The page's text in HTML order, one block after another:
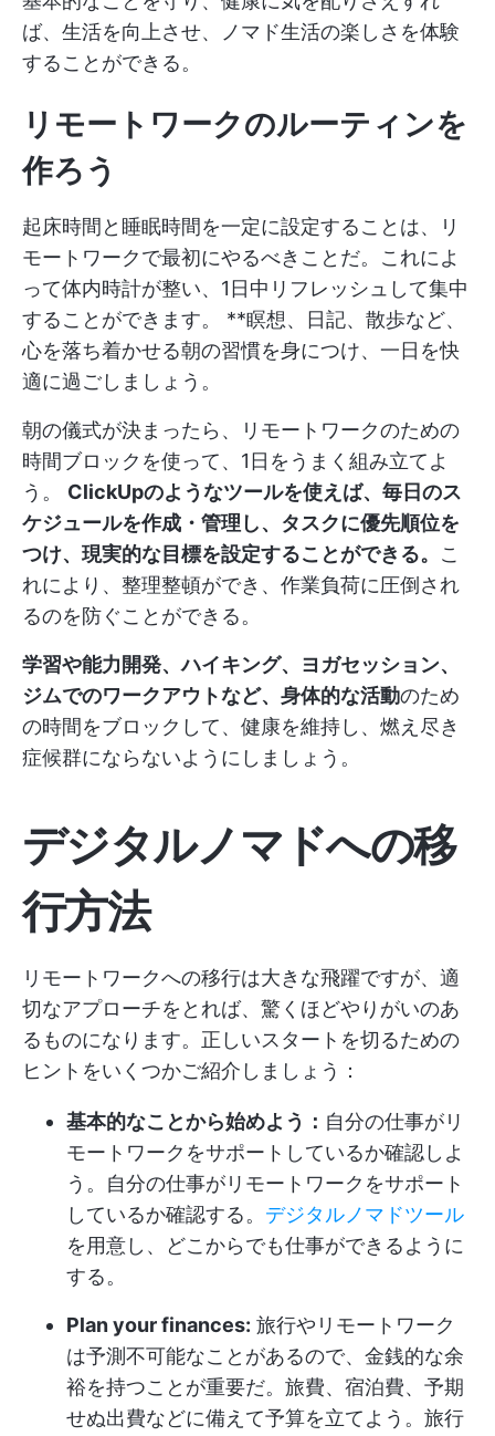
ば、生活を向上させ、ノマド生活の楽しさを体験
することができる。
リモートワークのルーティンを
作ろう
起床時間と睡眠時間を一定に設定することは、リ
モートワークで最初にやるべきことだ。これによ
って体内時計が整い、1日中リフレッシュして集中
することができます。 **瞑想、日記、散歩など、
心を落ち着かせる朝の習慣を身につけ、一日を快
適に過ごしましょう。
朝の儀式が決まったら、リモートワークのための
時間ブロックを使って、1日をうまく組み立てよ
う。 ClickUpのようなツールを使えば、毎日のス
ケジュールを作成・管理し、タスクに優先順位を
つけ、現実的な目標を設定することができる。 こ
れにより、整理整頓ができ、作業負荷に圧倒され
るのを防ぐことができる。
学習や能力開発、ハイキング、ヨガセッション、
ジムでのワークアウトなど、身体的な活動のため
の時間をブロックして、健康を維持し、燃え尽き
症候群にならないようにしましょう。
デジタルノマドへの移
行方法
リモートワークへの移行は大きな飛躍ですが、適
切なアプローチをとれば、驚くほどやりがいのあ
るものになります。正しいスタートを切るための
ヒントをいくつかご紹介しましょう：
基本的なことから始めよう： 自分の仕事がリ
モートワークをサポートしているか確認しよ
う。自分の仕事がリモートワークをサポート
しているか確認する。 デジタルノマドツール
を用意し、どこからでも仕事ができるように
する。
Plan your finances: 旅行やリモートワーク
は予測不可能なことがあるので、金銭的な余
裕を持つことが重要だ。旅費、宿泊費、予期
せぬ出費などに備えて予算を立てよう。旅行